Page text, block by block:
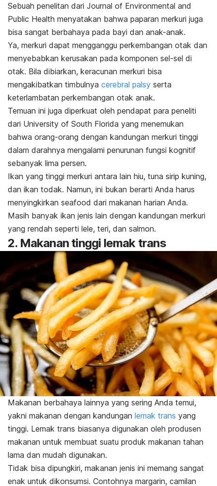
Sebuah penelitan dari Journal of Environmental and
Public Health menyatakan bahwa paparan merkuri juga
bisa sangat berbahaya pada bayi dan anak-anak.
Ya, merkuri dapat mengganggu perkembangan otak dan
menyebabkan kerusakan pada komponen sel-sel di
otak. Bila dibiarkan, keracunan merkuri bisa
mengakibatkan timbulnya cerebral palsy serta
keterlambatan perkembangan otak anak.
Temuan ini juga diperkuat oleh pendapat para peneliti
dari University of South Florida yang menemukan
bahwa orang-orang dengan kandungan merkuri tinggi
dalam darahnya mengalami penurunan fungsi kognitif
sebanyak lima persen.
Ikan yang tinggi merkuri antara lain hiu, tuna sirip kuning,
dan ikan todak. Namun, ini bukan berarti Anda harus
menyingkirkan seafood dari makanan harian Anda.
Masih banyak ikan jenis lain dengan kandungan merkuri
yang rendah seperti lele, teri, dan salmon.
2. Makanan tinggi lemak trans
Makanan berbahaya lainnya yang sering Anda temui,
yakni makanan dengan kandungan lemak trans yang
tinggi. Lemak trans biasanya digunakan oleh produsen
makanan untuk membuat suatu produk makanan tahan
lama dan mudah digunakan.
Tidak bisa dipungkiri, makanan jenis ini memang sangat
enak untuk dikonsumsi. Contohnya margarin, camilan